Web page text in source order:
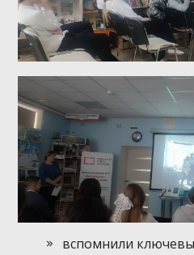
вспомнили